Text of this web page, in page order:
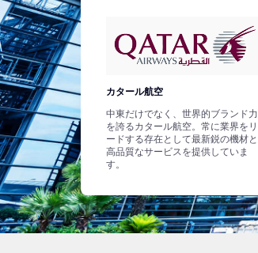
カタール航空
中東だけでなく、世界的ブランド力
を誇るカタール航空。常に業界をリ
ードする存在として最新鋭の機材と
高品質なサービスを提供していま
す。